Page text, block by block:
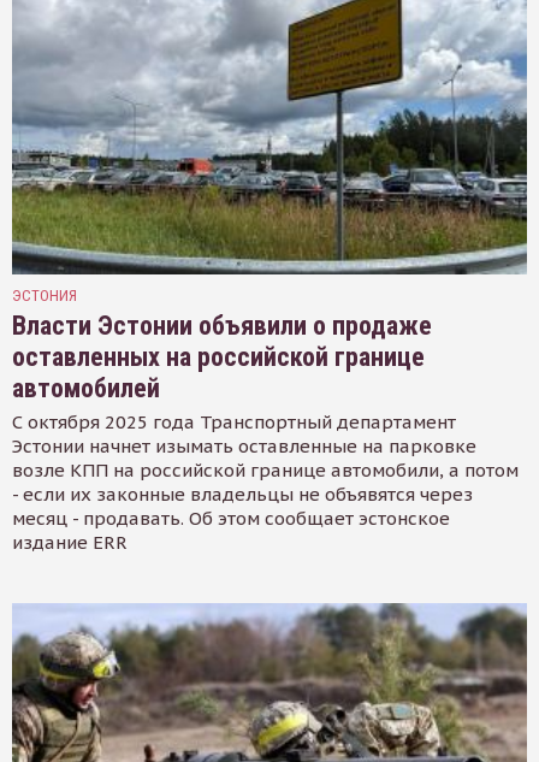
ЭСТОНИЯ
Власти Эстонии объявили о продаже
оставленных на российской границе
автомобилей
С октября 2025 года Транспортный департамент
Эстонии начнет изымать оставленные на парковке
возле КПП на российской границе автомобили, а потом
- если их законные владельцы не объявятся через
месяц - продавать. Об этом сообщает эстонское
издание ERR